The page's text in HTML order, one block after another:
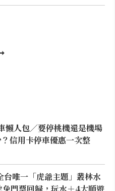
懶人包／要停桃機還是機場
信用卡停車優惠一次整
台唯一「虎爺主題」叢林水
門票回歸，玩水＋4大順遊